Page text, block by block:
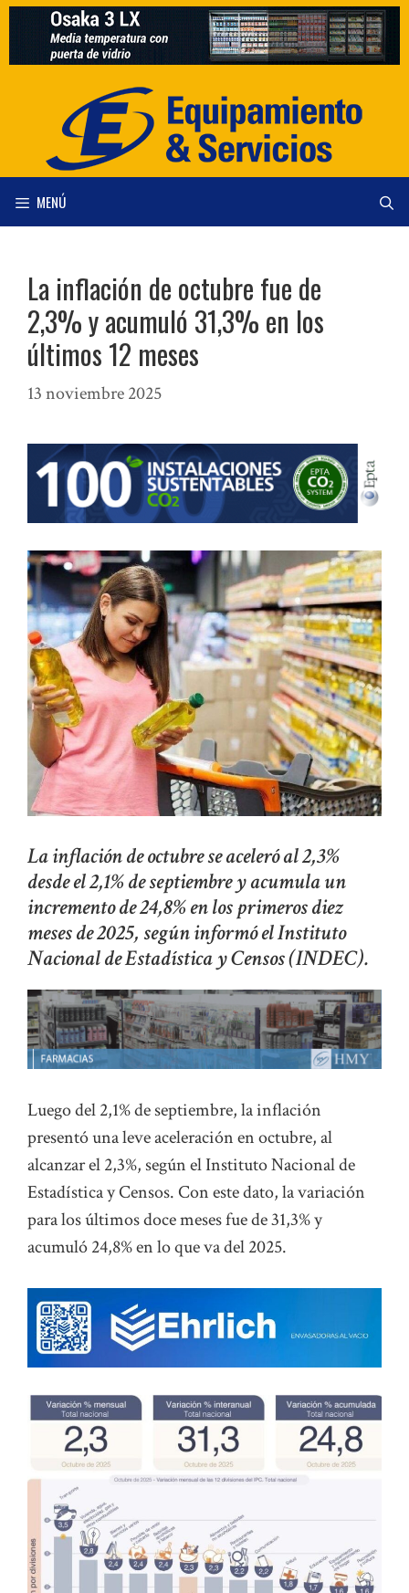
Saltar
contenido
MENÚ
La inflación de octubre fue de
2,3% y acumuló 31,3% en los
últimos 12 meses
13 noviembre 2025
La inflación de octubre se aceleró al 2,3%
desde el 2,1% de septiembre y acumula un
incremento de 24,8% en los primeros diez
meses de 2025, según informó el Instituto
Nacional de Estadística y Censos (INDEC).
Luego del 2,1% de septiembre, la inflación
presentó una leve aceleración en octubre, al
alcanzar el 2,3%, según el Instituto Nacional de
Estadística y Censos. Con este dato, la variación
para los últimos doce meses fue de 31,3% y
acumuló 24,8% en lo que va del 2025.